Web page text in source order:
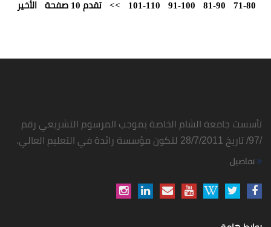
71-80
81-90
91-100
101-110
>> تقدم 10 صفحة الأخير
تأسست جامعة الشام الخاصة بموجب المرسوم التشريعي رقم
/97/ تاريخ 28/7/2011 لتكون مؤسسة رائدة في التعليم العالي.
تفاصيل